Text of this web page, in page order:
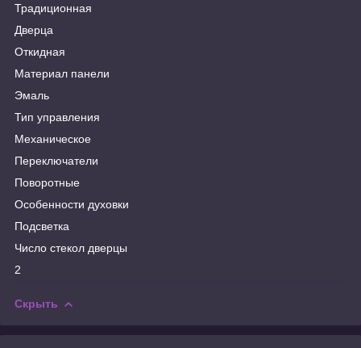
Традиционная
Дверца
Откидная
Материал панели
Эмаль
Тип управления
Механическое
Переключатели
Поворотные
Особенности духовки
Подсветка
Число стекол дверцы
2
Скрыть